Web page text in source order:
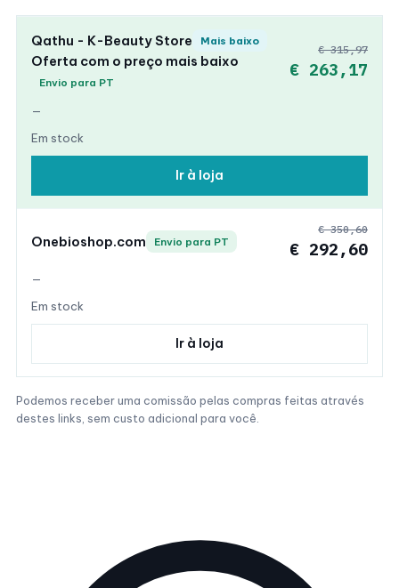
Qathu - K-Beauty Store Mais baixo
Oferta com o preço mais baixo
Envio para PT
—
Em stock
€ 315,97
€ 263,17
Ir à loja
Onebioshop.com Envio para PT
—
Em stock
€ 350,60
€ 292,60
Ir à loja
Podemos receber uma comissão pelas compras feitas através
destes links, sem custo adicional para você.